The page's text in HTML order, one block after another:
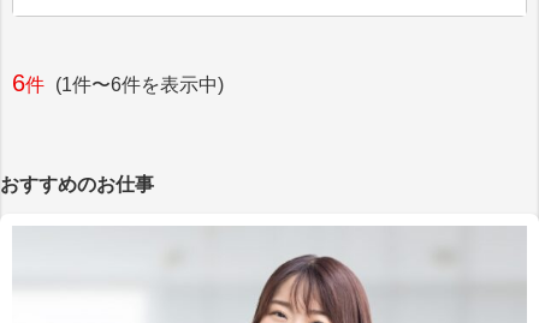
6件 (1件〜6件を表示中)
おすすめのお仕事